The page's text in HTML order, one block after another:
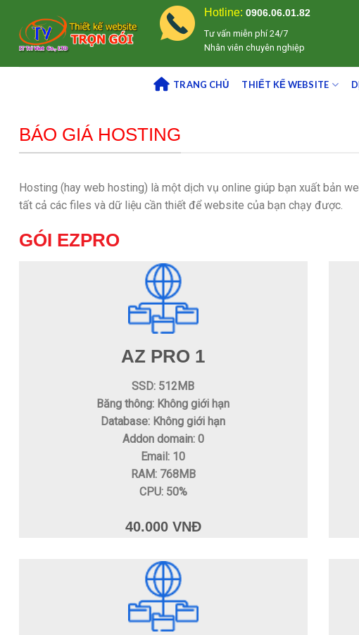
content
Hotline: 0906.06.01.82
Tư vấn miễn phí 24/7
Nhân viên chuyên nghiệp
TRANG CHỦ THIẾT KẾ WEBSITE
BÁO GIÁ HOSTING
Hosting (hay web hosting) là một dịch vụ online giúp bạn xuất bản
tất cả các files và dữ liệu cần thiết để website của bạn chạy được.
GÓI EZPRO
AZ PRO 1
SSD: 512MB
Băng thông: Không giới hạn
Database: Không giới hạn
Addon domain: 0
Email: 10
RAM: 768MB
CPU: 50%
40.000 VNĐ